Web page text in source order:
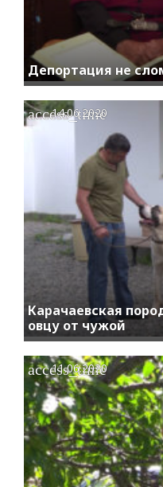
Депортация не
Карачаевская
овцу от чужой
access_time
14.06.2020
access_time
11.06.2020